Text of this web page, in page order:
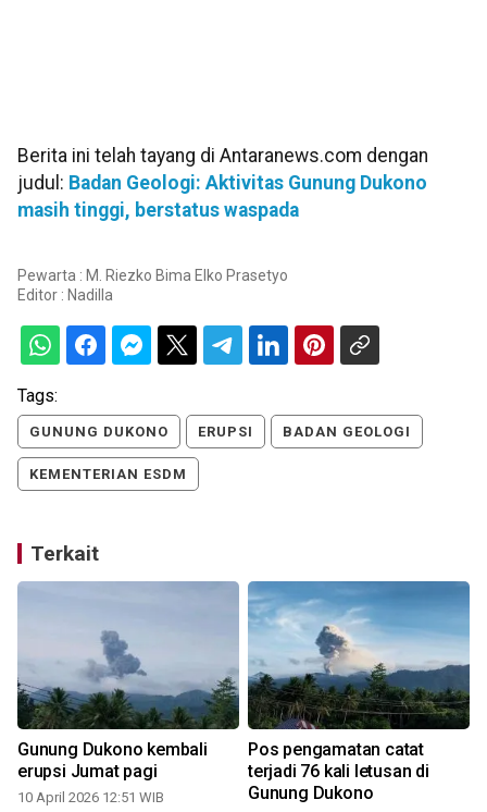
Berita ini telah tayang di Antaranews.com dengan
judul: Badan Geologi: Aktivitas Gunung Dukono
masih tinggi, berstatus waspada
Pewarta : M. Riezko Bima Elko Prasetyo
Editor : Nadilla
Tags:
GUNUNG DUKONO ERUPSI BADAN GEOLOGI
KEMENTERIAN ESDM
Terkait
Gunung Dukono kembali
erupsi Jumat pagi
10 April 2026 12:51 WIB
Pos pengamatan catat
terjadi 76 kali letusan di
Gunung Dukono